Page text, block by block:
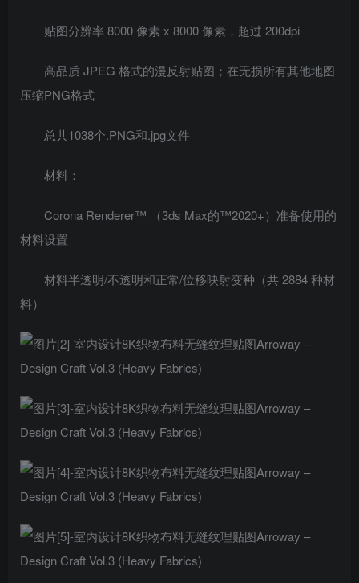
贴图分辨率 8000 像素 x 8000 像素，超过 200dpi
高品质 JPEG 格式的漫反射贴图；在无损所有其他地图
压缩PNG格式
总共1038个.PNG和.jpg文件
材料：
Corona Renderer™ （3ds Max的™2020+）准备使用的
材料设置
材料半透明/不透明和正常/位移映射变种（共 2884 种材
料）